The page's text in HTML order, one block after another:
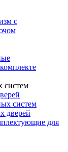
с
систем
систем
дверей
для